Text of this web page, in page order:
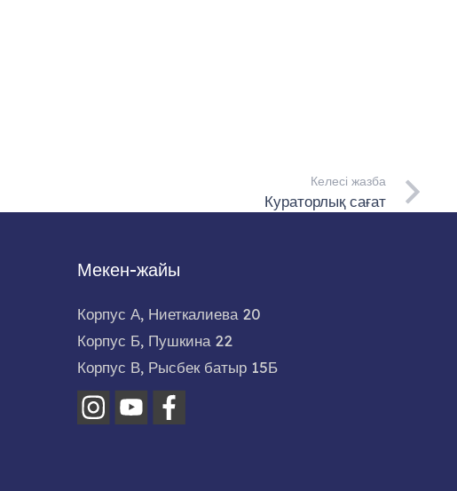
Келесі жазба
Кураторлық сағат
Мекен-жайы
Корпус А, Ниеткалиева 20
Корпус Б, Пушкина 22
Корпус В, Рысбек батыр 15Б